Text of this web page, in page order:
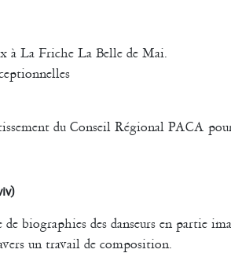
à La Friche La Belle de Mai.
du Conseil Régional PACA
biographies des danseurs en partie
un travail de composition.